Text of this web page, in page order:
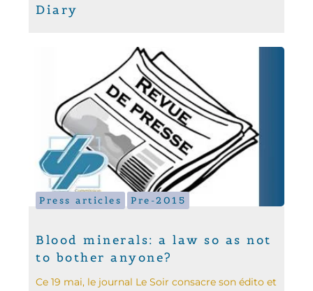
Diary
Press articles Pre-2015
Blood minerals: a law so as not
to bother anyone?
Ce 19 mai, le journal Le Soir consacre son édito et